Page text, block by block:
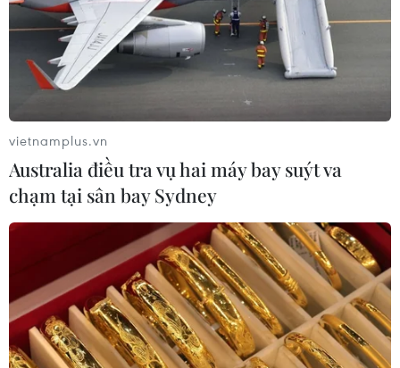
vietnamplus.vn
Australia điều tra vụ hai máy bay suýt va
chạm tại sân bay Sydney